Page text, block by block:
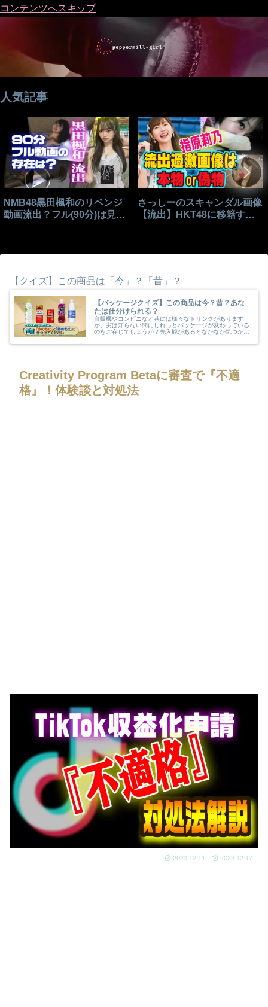
コンテンツへスキップ
人気記事
NMB48黒田楓和のリベンジ
動画流出？フル(90分)は見れ
さっしーのスキャンダル画像
【流出】HKT48に移籍する
【クイズ】この商品は「今」？「昔」？
【パッケージクイズ】この商品は今？昔？あな
たは仕分けられる？
自販機やコンビニなど巷には様々なドリンクがあります
が、実は知らない間にしれっとパッケージが変わっている
のをご存じでしょうか？先入観があるとなかなか気づかな
「今」か「昔」か？仕分けられますか？
Creativity Program Betaに審査で『不適
格』！体験談と対処法
2023.12.11 2023.12.17